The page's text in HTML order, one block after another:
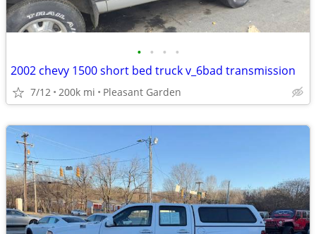
• • • •
2002 chevy 1500 short bed truck v_6bad transmission
7/12 200k mi Pleasant Garden